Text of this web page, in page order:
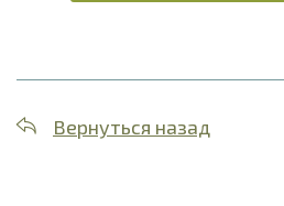
Вернуться назад